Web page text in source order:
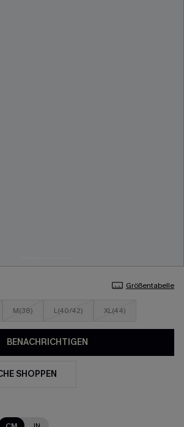
Größentabelle
M(38) L(40/42) XL(44)
BENACHRICHTIGEN
SHOPPEN